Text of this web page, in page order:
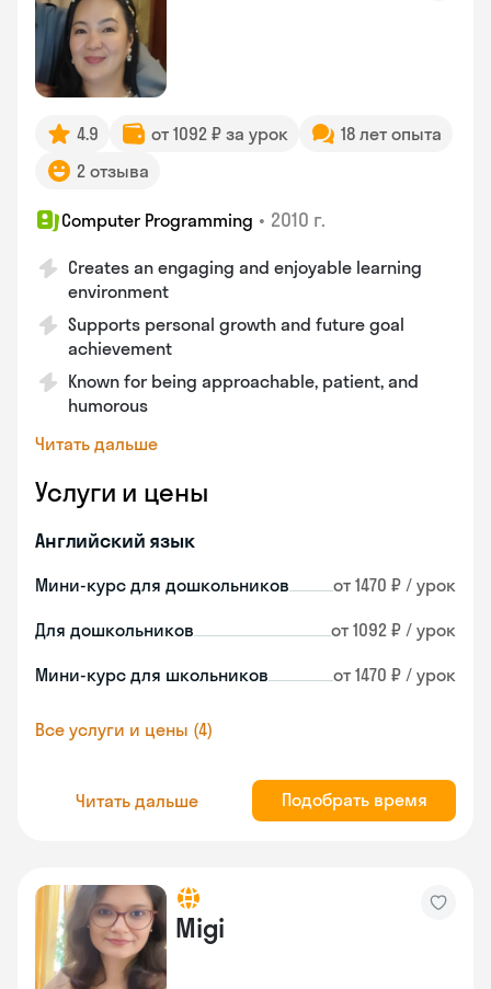
4.9 от 1092 ₽ за урок
18 лет опыта
2 отзыва
Computer Programming • 2010 г.
Creates an engaging and enjoyable learning
environment
Supports personal growth and future goal
achievement
Known for being approachable, patient, and
humorous
Читать дальше
Услуги и цены
Английский язык
Мини-курс для дошкольников от 1470 ₽ / урок
Для дошкольников от 1092 ₽ / урок
Мини-курс для школьников от 1470 ₽ / урок
Все услуги и цены (4)
Читать дальше Подобрать время
Migi